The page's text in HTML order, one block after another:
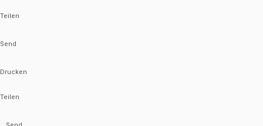
Teilen
Send
Drucken
Teilen